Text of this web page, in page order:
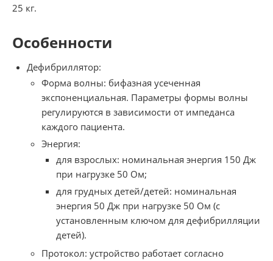
25 кг.
Особенности
Дефибриллятор:
Форма волны: бифазная усеченная
экспоненциальная. Параметры формы волны
регулируются в зависимости от импеданса
каждого пациента.
Энергия:
для взрослых: номинальная энергия 150 Дж
при нагрузке 50 Ом;
для грудных детей/детей: номинальная
энергия 50 Дж при нагрузке 50 Ом (с
установленным ключом для дефибрилляции
детей).
Протокол: устройство работает согласно